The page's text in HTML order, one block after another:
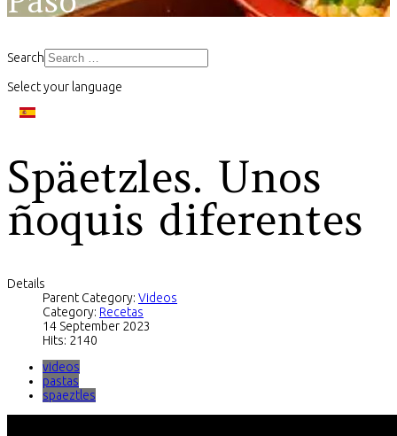
Search
Select your language
Späetzles. Unos
ñoquis diferentes
Details
Parent Category: Videos
Category: Recetas
14 September 2023
Hits: 2140
videos
pastas
spaeztles